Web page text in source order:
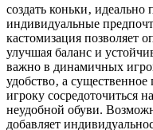
создать коньки‚
индивидуальные
кастомизация позволяет
улучшая баланс и
важно в динамичных
удобство‚ а
игроку сосредоточиться
неудобной обуви.
добавляет